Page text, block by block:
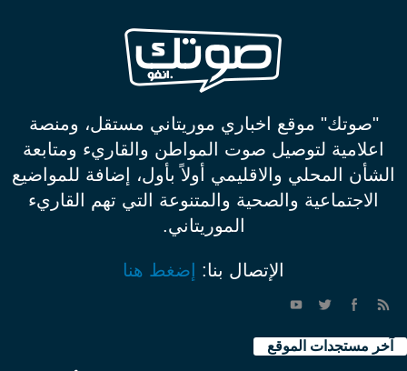
"صوتك" موقع اخباري موريتاني مستقل، ومنصة
اعلامية لتوصيل صوت المواطن والقاريء ومتابعة
الشأن المحلي والاقليمي أولاً بأول، إضافة للمواضيع
الاجتماعية والصحية والمتنوعة التي تهم القاريء
الموريتاني.
الإتصال بنا: إضغط هنا
آخر مستجدات الموقع